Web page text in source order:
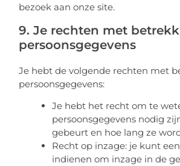
bezoek aan onze site.
9. Je rechten met
persoonsgegevens
Je hebt de volgende rechten met
persoonsgegevens:
Je hebt het recht om te
persoonsgegevens nodig
gebeurt en hoe lang ze
Recht op inzage: je kunt
indienen om inzage in de